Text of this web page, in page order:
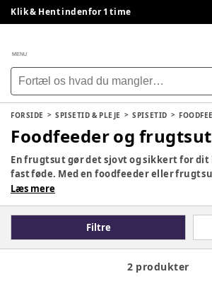
Klik & Hent indenfor 1 time
MENU
FORSIDE SPISETID & PLEJE SPISETID
Foodfeeder og frugtsut
En frugtsut gør det sjovt og sikkert for
fast føde. Med en foodfeeder eller
mulighed for at få nye smagsoplevelser,
den populære og prisvindende frugtsut
findes i forskellige størrelser.
Læs mere
Filtre
2 produkter